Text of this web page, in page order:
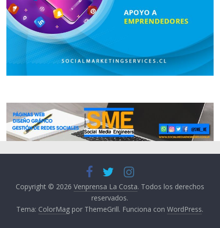
Copyright © 2026 Venprensa La Costa. Todos los derechos
reservados.
Tema: ColorMag por ThemeGrill. Funciona conWordPress.